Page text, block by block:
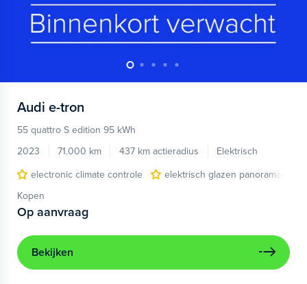
Audi e-tron
55 quattro S edition 95 kWh
2023
71.000 km 437 km actieradius
Elektrisch
electronic climate controle
elektrisch glazen panorama-dak
Kopen
Op aanvraag
Bekijken